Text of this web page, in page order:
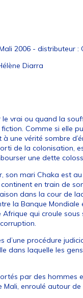
2006 - distributeur :
Diarra
vrai ou quand la
Comme si elle
une vérité sombre
de la colonisation,
une dette
son mari Chaka est
continent en train de
dans la cour de
la Banque Mondiale
Afrique qui croule
procédure
dans laquelle les
par des hommes
enroulé autour